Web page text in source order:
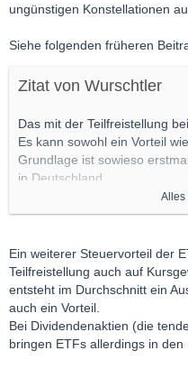
geringe laufende Kosten, die
Gruß
ungünstigen Konstellationen
Siehe folgenden früheren
Zitat von Wurschtler
Das mit der Teilfreistellung
Es kann sowohl ein Vorteil
Grundlage ist sowieso
in Deutschland.
ETFs werden auf
Aktien, nicht auf die
Staat als "Ausgleich" die
Mal ein paar Beispiele, wie
1. Deutsche Aktie
Alles
Ein weiterer Steuervorteil der
Teilfreistellung auch auf
entsteht im Durchschnitt ein
auch ein Vorteil.
Bei Dividendenaktien (die
bringen ETFs allerdings in den